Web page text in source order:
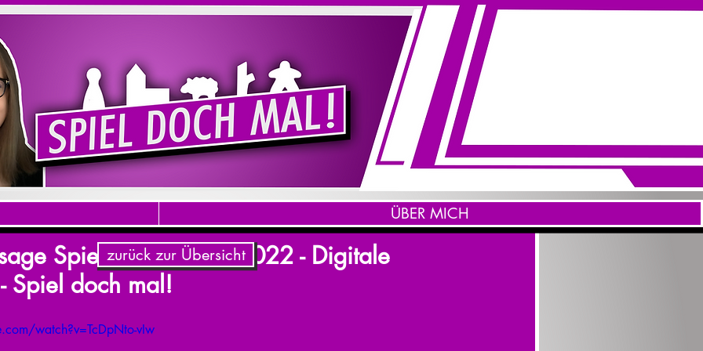
Spielwarenmesse 2022 - Digitale
Spiel doch mal!
watch?v=TcDpNto-vIw
zurück zur Übersicht
ÜBER MICH